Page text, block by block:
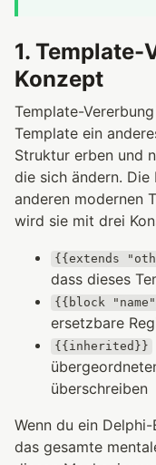
1. Template-
Konzept
Template-
Template ein
Struktur erben und
die sich ändern.
anderen modernen
wird sie mit drei
{{extends
dass dieses
{{block
ersetzbare
{{inherited}}
überschreiben
Wenn du ein
das gesamte